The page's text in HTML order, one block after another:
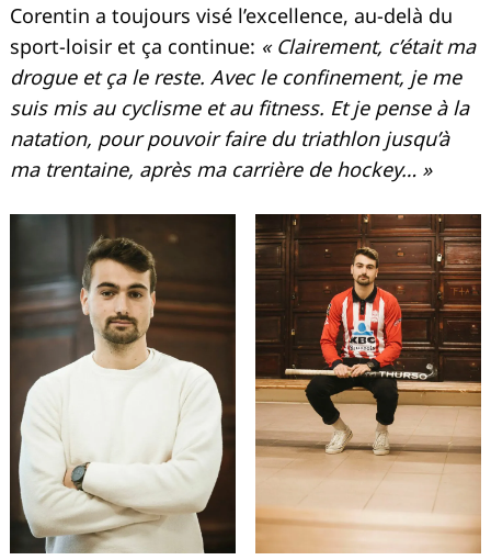
Corentin a toujours visé l’excellence, au-delà du
sport-loisir et ça continue: « Clairement, c’était ma
drogue et ça le reste. Avec le confinement, je me
suis mis au cyclisme et au fitness. Et je pense à la
natation, pour pouvoir faire du triathlon jusqu’à
ma trentaine, après ma carrière de hockey… »